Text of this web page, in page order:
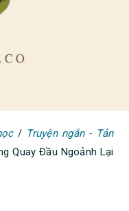
/ Truyện ngắn - Tản
Quay Đầu Ngoảnh Lại